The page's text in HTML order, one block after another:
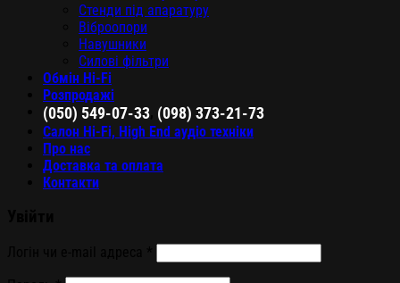
Стенди під апаратуру
Віброопори
Навушники
Силові фільтри
Обмін Hi-Fi
Розпродажі
(050) 549-07-33 (098) 373-21-73
Салон Hi-Fi, High End аудіо техніки
Про нас
Доставка та оплата
Контакти